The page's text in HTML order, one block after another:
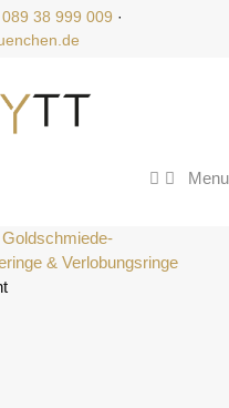
089 38 999 009 ·
Menu
Goldschmiede-
& Verlobungsringe